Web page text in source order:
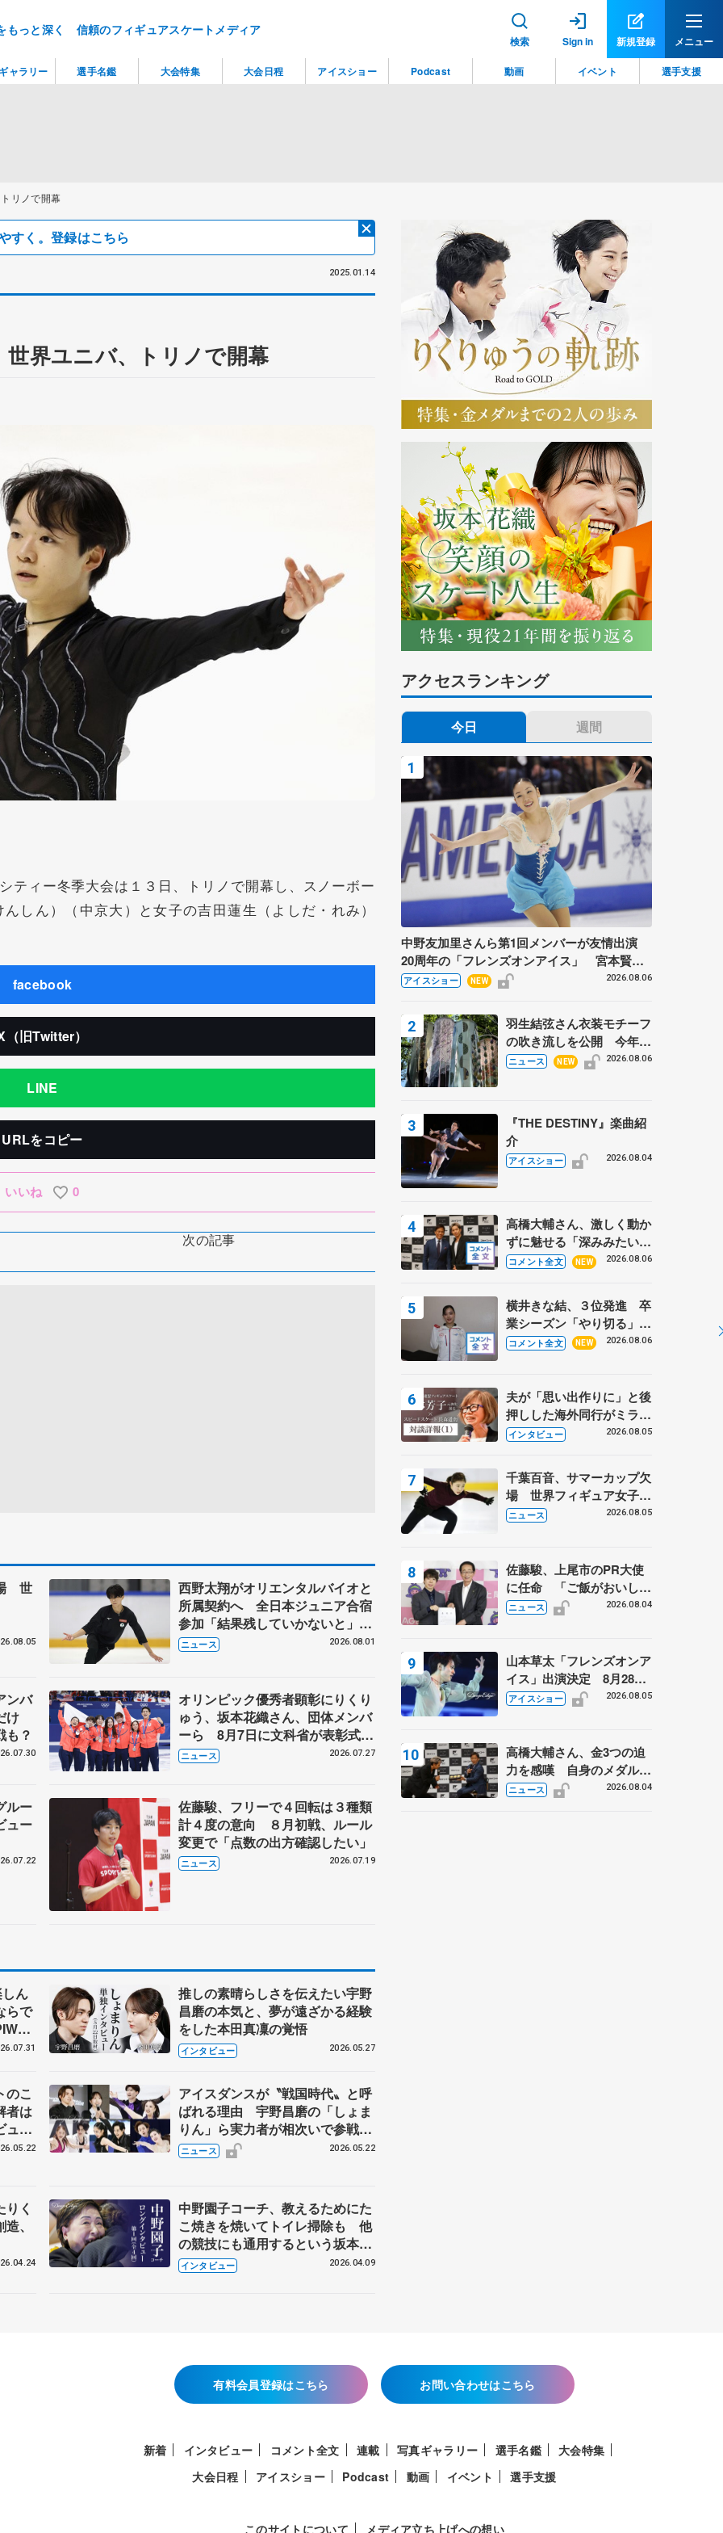
もっと深く 信頼のフィギュアスケートメディア
検索 Sign in 新規登録 メニュー
リノで開幕
すく。登録はこちら
2025.01.14
界ユニバ、トリノで開幕
ィー冬季大会は１３日、トリノで開幕し、スノーボー
しん）（中京大）と女子の吉田蓮生（よしだ・れみ）
facebook
（旧Twitter）
LINE
URLをコピー
いいね 0
次の記事
世
西野太翔がオリエンタルバイオと
所属契約へ 全日本ジュニア合宿
参加「結果残していかないと」
講師はジェーソン・ブラウン、岡
万佑子は助言感謝
ニュース 2026.08.01
ンバ
け
も？
オリンピック優秀者顕彰にりくり
ゅう、坂本花織さん、団体メンバ
ーら 8月7日に文科省が表彰式、
ブルーノ・マルコット、中野園子
らコーチも
ニュース 2026.07.27
ルー
ュー
佐藤駿、フリーで４回転は３種類
計４度の意向 ８月初戦、ルール
変更で「点数の出方確認したい」
ニュース 2026.07.19
ん
らで
前
推しの素晴らしさを伝えたい宇野
昌磨の本気と、夢が遠ざかる経験
をした本田真凜の覚悟
インタビュー 2026.05.27
のこ
者は
ュー
人、
アイスダンスが〝戦国時代〟と呼
ばれる理由 宇野昌磨の「しょま
りん」ら実力者が相次いで参戦
国内の競争激化
ニュース 2026.05.22
く
、
中野園子コーチ、教えるためにた
こ焼きを焼いてトイレ掃除も 他
の競技にも通用するという坂本花
織の筋肉
インタビュー 2026.04.09
アクセスランキング
今日 週間
中野友加里さんら第1回メンバーが友情出演
20周年の「フレンズオンアイス」 宮本賢二
さん、有川梨絵さん、田村岳斗さんも
アイスショー NEW 2026.08.06
羽生結弦さん衣装モチーフ
の吹き流しを公開 今年は
「春よ、来い」、仙台の瑞
ニュース NEW 2026.08.06
『THE DESTINY』楽曲紹
介
アイスショー 2026.08.04
高橋大輔さん、激しく動か
ずに魅せる「深みみたいな
ものは出てきている？」
あい
コメント全文 NEW 2026.08.06
横井きな結、３位発進 卒
業シーズン「やり切る」
【みなとアクルス杯SP】
コメント全文 NEW 2026.08.06
夫が「思い出作りに」と後
押しした海外同行がミラノ
まで… 繁華街のリンクで
に 小林芳子さんが振り返
るスケート人生
インタビュー 2026.08.05
千葉百音、サマーカップ欠
場 世界フィギュア女子2
位
ニュース 2026.08.05
佐藤駿、上尾市のPR大使
に任命 「ご飯がおいし
く、住みやすいのが魅力」
ニュース 2026.08.04
山本草太「フレンズオンア
イス」出演決定 8月28日
（金）2公演のみ 荒川静
アイスショー 2026.08.05
高橋大輔さん、金3つの迫
力を感嘆 自身のメダルは
「どちらに？」 〝リス兄
ニュース 2026.08.04
有料会員登録はこちら お問い合わせはこちら
新着 インタビュー コメント全文 連載 写真ギャラリー 選手名鑑
大会特集
大会日程
アイスショー Podcast 動画 イベント 選手支援
このサイトについて メディア立ち上げへの想い
ャラリー 選手名鑑 大会特集 大会日程 アイスショー Podcast 動画 イベント 選手支援